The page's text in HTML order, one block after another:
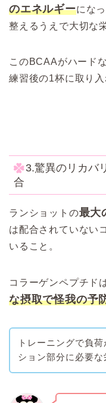
のエネルギーにな
整えるうえで大切な
このBCAAがハード
練習後の1杯に取り
3.驚異のリカバ
合
ランショットの最大
は配合されていない
いること。
コラーゲンペプチド
な摂取で怪我の予
トレーニングで負
ション部分に必要な